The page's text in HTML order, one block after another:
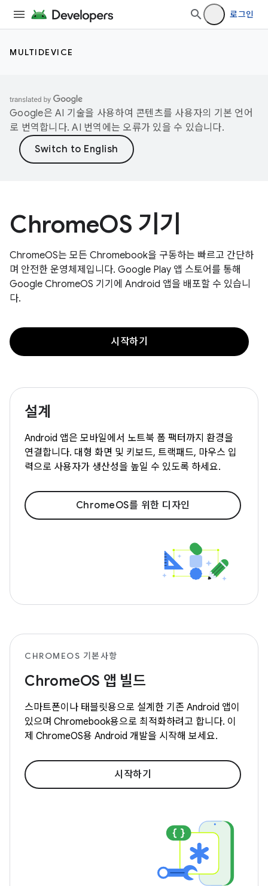
로그인
MULTIDEVICE
Google은 AI 기술을 사용하여 콘텐츠를 사용자의 기본 언어
로 번역합니다. AI 번역에는 오류가 있을 수 있습니다.
ChromeOS 기기
ChromeOS는 모든 Chromebook을 구동하는 빠르고 간단하
며 안전한 운영체제입니다. Google Play 앱 스토어를 통해
Google ChromeOS 기기에 Android 앱을 배포할 수 있습니
다.
시작하기
설계
Android 앱은 모바일에서 노트북 폼 팩터까지 환경을
연결합니다. 대형 화면 및 키보드, 트랙패드, 마우스 입
력으로 사용자가 생산성을 높일 수 있도록 하세요.
ChromeOS를 위한 디자인
CHROMEOS 기본사항
ChromeOS 앱 빌드
스마트폰이나 태블릿용으로 설계한 기존 Android 앱이
있으며 Chromebook용으로 최적화하려고 합니다. 이
제 ChromeOS용 Android 개발을 시작해 보세요.
시작하기